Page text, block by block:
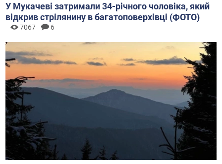
У Мукачеві затримали 34-річного чоловіка, який
відкрив стрілянину в багатоповерхівці (ФОТО)
7067 6